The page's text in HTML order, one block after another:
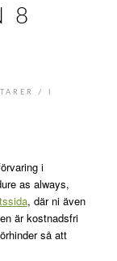
8
/
i
as always,
, där ni även
är kostnadsfri
så att